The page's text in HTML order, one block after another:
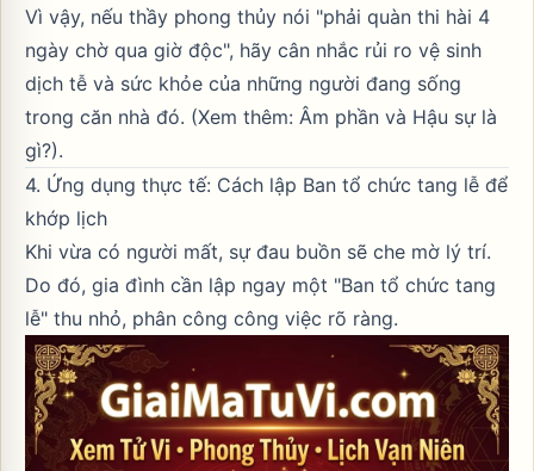
Vì vậy, nếu thầy phong thủy nói "phải quàn thi hài 4
ngày chờ qua giờ độc", hãy cân nhắc rủi ro vệ sinh
dịch tễ và sức khỏe của những người đang sống
trong căn nhà đó. (Xem thêm: Âm phần và Hậu sự là
gì?).
4. Ứng dụng thực tế: Cách lập Ban tổ chức tang lễ để
khớp lịch
Khi vừa có người mất, sự đau buồn sẽ che mờ lý trí.
Do đó, gia đình cần lập ngay một "Ban tổ chức tang
lễ" thu nhỏ, phân công công việc rõ ràng.